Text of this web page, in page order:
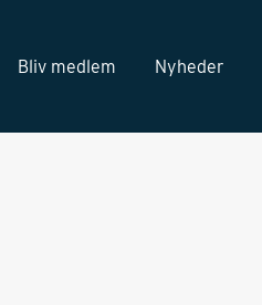
Bliv medlem Nyheder